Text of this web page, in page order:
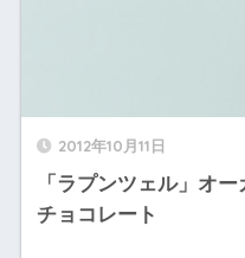
2012年10月11日
「ラプンツェル」オ
チョコレート